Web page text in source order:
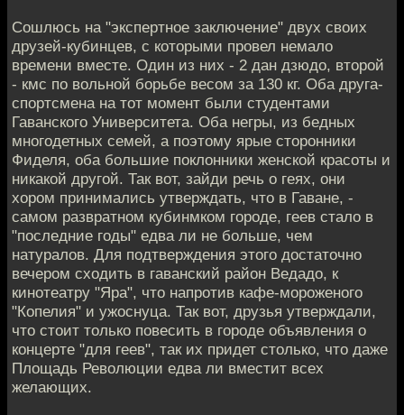
Сошлюсь на "экспертное заключение" двух своих
друзей-кубинцев, с которыми провел немало
времени вместе. Один из них - 2 дан дзюдо, второй
- кмс по вольной борьбе весом за 130 кг. Оба друга-
спортсмена на тот момент были студентами
Гаванского Университета. Оба негры, из бедных
многодетных семей, а поэтому ярые сторонники
Фиделя, оба большие поклонники женской красоты и
никакой другой. Так вот, зайди речь о геях, они
хором принимались утверждать, что в Гаване, -
самом развратном кубинмком городе, геев стало в
"последние годы" едва ли не больше, чем
натуралов. Для подтверждения этого достаточно
вечером сходить в гаванский район Ведадо, к
кинотеатру "Яра", что напротив кафе-мороженого
"Копелия" и ужоснуца. Так вот, друзья утверждали,
что стоит только повесить в городе объявления о
концерте "для геев", так их придет столько, что даже
Площадь Революции едва ли вместит всех
желающих.